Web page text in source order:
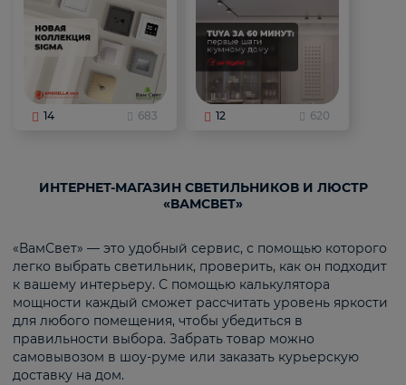
14 683 12 620
ИНТЕРНЕТ-МАГАЗИН СВЕТИЛЬНИКОВ И ЛЮСТР
«ВАМСВЕТ»
«ВамСвет» — это удобный сервис, с помощью которого
легко выбрать светильник, проверить, как он подходит
к вашему интерьеру. С помощью калькулятора
мощности каждый сможет рассчитать уровень яркости
для любого помещения, чтобы убедиться в
правильности выбора. Забрать товар можно
самовывозом в шоу-руме или заказать курьерскую
доставку на дом.